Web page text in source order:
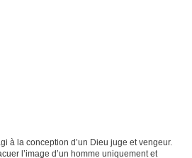
à la conception d’un Dieu juge et vengeur.
l’image d’un homme uniquement et